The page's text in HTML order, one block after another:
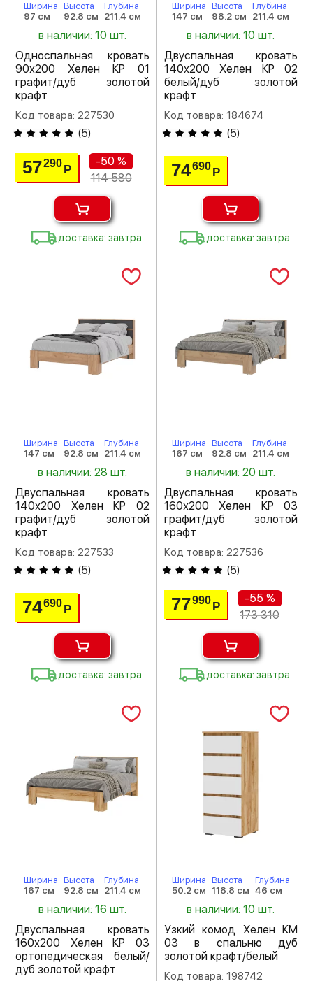
Ширина
97 см
Высота
92.8 см
Глубина
211.4 см
в наличии: 10 шт.
Односпальная кровать
90х200 Хелен КР 01
графит/дуб золотой
крафт
Код товара: 227530
(5)
57290Р
-50 %
114 580
доставка: завтра
Ширина
147 см
Высота
98.2 см
Глубина
211.4 см
в наличии: 10 шт.
Двуспальная кровать
140х200 Хелен КР 02
белый/дуб золотой
крафт
Код товара: 184674
(5)
74690 Р
доставка: завтра
Ширина
147 см
Высота
92.8 см
Глубина
211.4 см
в наличии: 28 шт.
Двуспальная кровать
140х200 Хелен КР 02
графит/дуб золотой
крафт
Код товара: 227533
(5)
74690Р
доставка: завтра
Ширина
167 см
Высота
92.8 см
Глубина
211.4 см
в наличии: 20 шт.
Двуспальная кровать
160х200 Хелен КР 03
графит/дуб золотой
крафт
Код товара: 227536
(5)
77990 Р
-55 %
173 310
доставка: завтра
Ширина
167 см
Высота
92.8 см
Глубина
211.4 см
в наличии: 16 шт.
Двуспальная кровать
160х200 Хелен КР 03
ортопедическая белый/
дуб золотой крафт
Ширина
50.2 см
Высота
118.8 см
Глубина
46 см
в наличии: 10 шт.
Узкий комод Хелен КМ
03 в спальню дуб
золотой крафт/белый
Код товара: 198742